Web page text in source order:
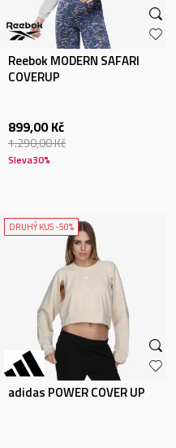
Reebok MODERN SAFARI
COVERUP
899,00 Kč
1.290,00Kč
Sleva30%
DRUHÝ KUS -50%
adidas POWER COVER UP